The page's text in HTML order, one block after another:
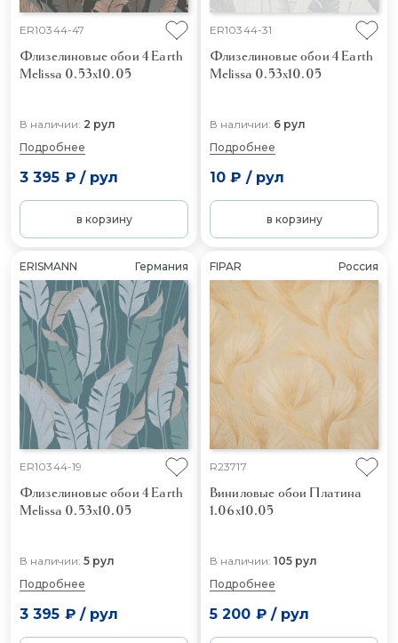
ER10344-47
Флизелиновые обои 4 Earth
Melissa 0.53x10.05
В наличии: 2 рул
Подробнее
3 395 ₽/ рул
в корзину
ER10344-31
Флизелиновые обои 4 Earth
Melissa 0.53x10.05
В наличии: 6 рул
Подробнее
10 ₽ / рул
в корзину
ERISMANN Германия
ER10344-19
Флизелиновые обои 4 Earth
Melissa 0.53x10.05
В наличии: 5 рул
Подробнее
3 395 ₽/ рул
FIPAR Россия
R23717
Виниловые обои Платина
1.06x10.05
В наличии: 105 рул
Подробнее
5 200 ₽/ рул